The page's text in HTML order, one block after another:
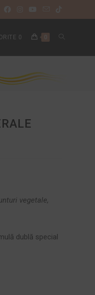
0
vegetale,
dublă special